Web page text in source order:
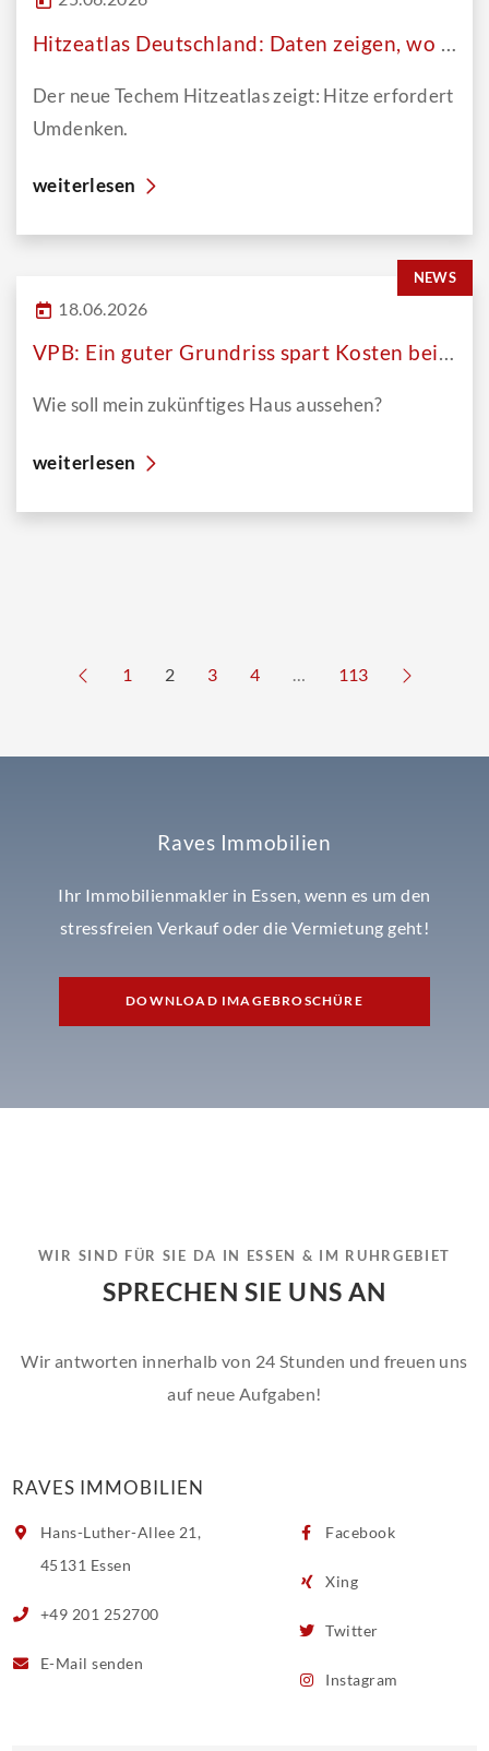
Der neue Techem Hitzeatlas zeigt: Hitze erfordert
Umdenken.
weiterlesen
NEWS
18.06.2026
VPB: Ein guter Grundriss spart Kosten beim Hausbau und später im Alltag
Wie soll mein zukünftiges Haus aussehen?
weiterlesen
1 2 3 4 113
Raves Immobilien
Ihr Immobilienmakler in Essen, wenn es um den
stressfreien Verkauf oder die Vermietung geht!
DOWNLOAD IMAGEBROSCHÜRE
WIR SIND FÜR SIE DA IN ESSEN & IM RUHRGEBIET
SPRECHEN SIE UNS AN
Wir antworten innerhalb von 24 Stunden und freuen uns
auf neue Aufgaben!
RAVES IMMOBILIEN
Hans-Luther-Allee 21,
45131 Essen
+49 201 252700
E-Mailsenden
Facebook
Xing
Twitter
Instagram